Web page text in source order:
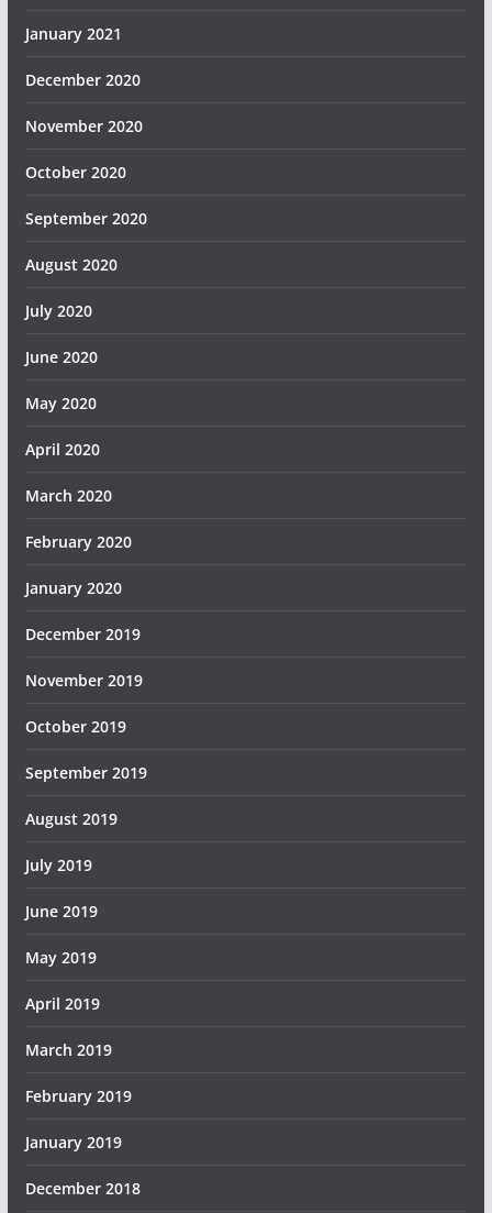
January 2021
December 2020
November 2020
October 2020
September 2020
August 2020
July 2020
June 2020
May 2020
April 2020
March 2020
February 2020
January 2020
December 2019
November 2019
October 2019
September 2019
August 2019
July 2019
June 2019
May 2019
April 2019
March 2019
February 2019
January 2019
December 2018